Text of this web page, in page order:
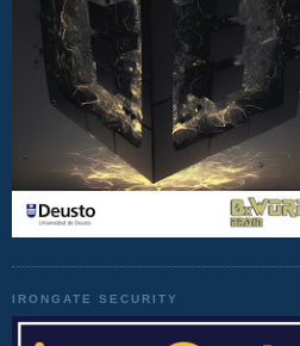
IRONGATE SECURITY